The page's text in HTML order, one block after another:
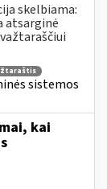
skelbiama:
atsarginė
sistemos
kai